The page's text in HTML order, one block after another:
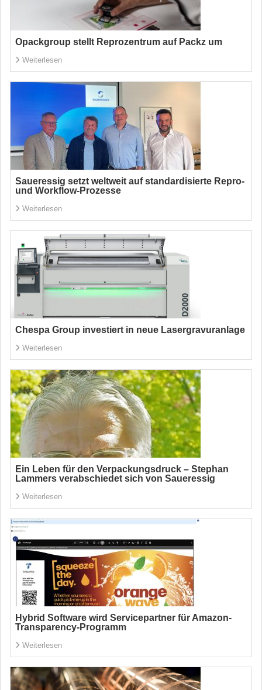
Opackgroup stellt Reprozentrum auf Packz um
Weiterlesen
Saueressig setzt weltweit auf standardisierte Repro-
und Workflow-Prozesse
Weiterlesen
Chespa Group investiert in neue Lasergravuranlage
Weiterlesen
Ein Leben für den Verpackungsdruck – Stephan
Lammers verabschiedet sich von Saueressig
Weiterlesen
Hybrid Software wird Servicepartner für Amazon-
Transparency-Programm
Weiterlesen